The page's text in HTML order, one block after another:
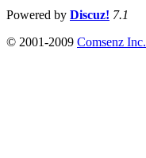
Powered by Discuz! 7.1
© 2001-2009 Comsenz Inc.